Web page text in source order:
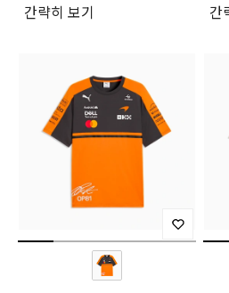
간략히 보기 간